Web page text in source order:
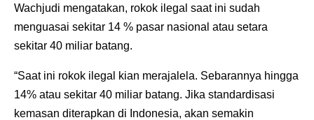
Wachjudi mengatakan, rokok ilegal saat ini sudah
menguasai sekitar 14 % pasar nasional atau setara
sekitar 40 miliar batang.
“Saat ini rokok ilegal kian merajalela. Sebarannya hingga
14% atau sekitar 40 miliar batang. Jika standardisasi
kemasan diterapkan di Indonesia, akan semakin